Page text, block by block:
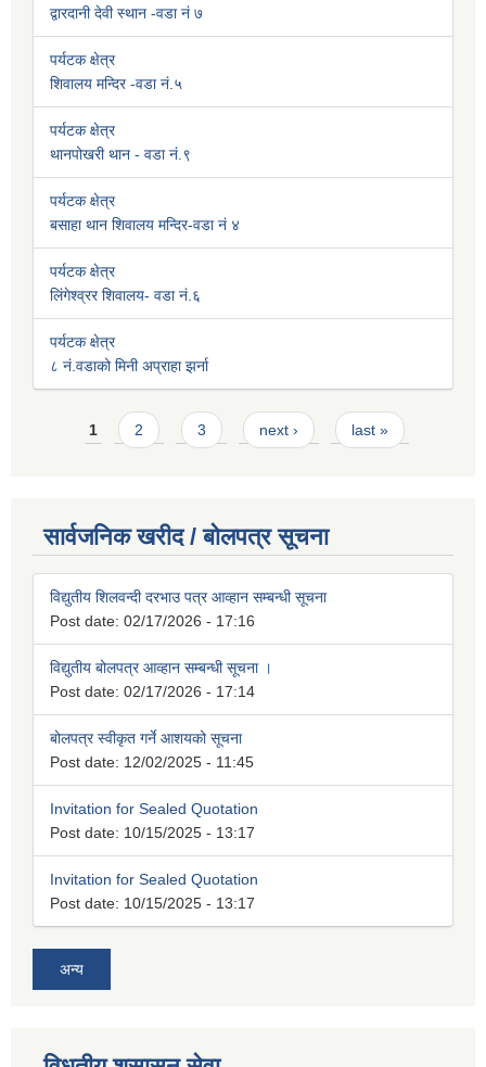
द्वारदानी देवी स्थान -वडा नं ७
पर्यटक क्षेत्र
शिवालय मन्दिर -वडा नं.५
पर्यटक क्षेत्र
थानपोखरी थान - वडा नं.९
पर्यटक क्षेत्र
बसाहा थान शिवालय मन्दिर-वडा नं ४
पर्यटक क्षेत्र
लिंगेश्व्रर शिवालय- वडा नं.६
पर्यटक क्षेत्र
८ नं.वडाको मिनी अप्राहा झर्ना
Pages
1 2 3 next › last »
सार्वजनिक खरीद / बोलपत्र सूचना
विद्युतीय शिलवन्दी दरभाउ पत्र आव्हान सम्बन्धी सूचना
Post date: 02/17/2026 - 17:16
विद्युतीय बोलपत्र आव्हान सम्बन्धी सूचना ।
Post date: 02/17/2026 - 17:14
बोलपत्र स्वीकृत गर्ने आशयको सूचना
Post date: 12/02/2025 - 11:45
Invitation for Sealed Quotation
Post date: 10/15/2025 - 13:17
Invitation for Sealed Quotation
Post date: 10/15/2025 - 13:17
अन्य